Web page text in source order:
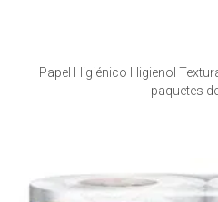
Papel Higiénico Higienol
paquetes